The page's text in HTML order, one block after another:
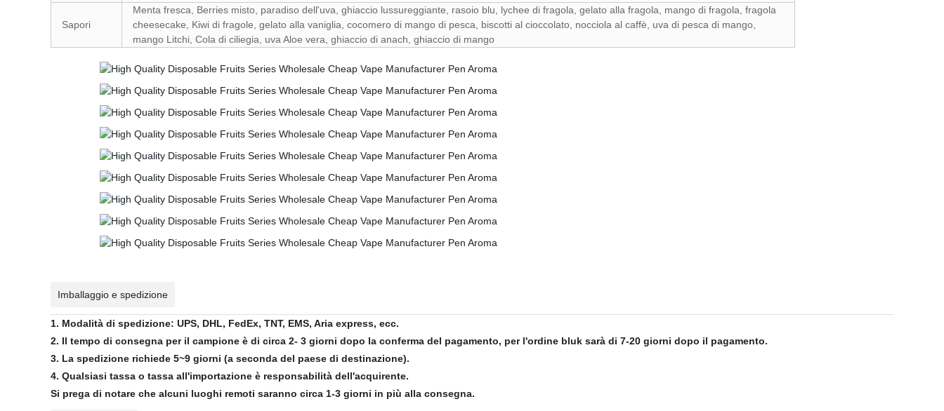
Sapori
Menta fresca, Berries misto, paradiso dell'uva, ghiaccio lussureggiante, rasoio blu, lychee di fragola, gelato alla fragola, mango di fragola, fragola
cheesecake, Kiwi di fragole, gelato alla vaniglia, cocomero di mango di pesca, biscotti al cioccolato, nocciola al caffè, uva di pesca di mango,
mango Litchi, Cola di ciliegia, uva Aloe vera, ghiaccio di anach, ghiaccio di mango
Imballaggio e spedizione
1. Modalità di spedizione: UPS, DHL, FedEx, TNT, EMS, Aria express, ecc.
2. Il tempo di consegna per il campione è di circa 2- 3 giorni dopo la conferma del pagamento, per l'ordine bluk sarà di 7-20 giorni dopo il pagamento.
3. La spedizione richiede 5~9 giorni (a seconda del paese di destinazione).
4. Qualsiasi tassa o tassa all'importazione è responsabilità dell'acquirente.
Si prega di notare che alcuni luoghi remoti saranno circa 1-3 giorni in più alla consegna.